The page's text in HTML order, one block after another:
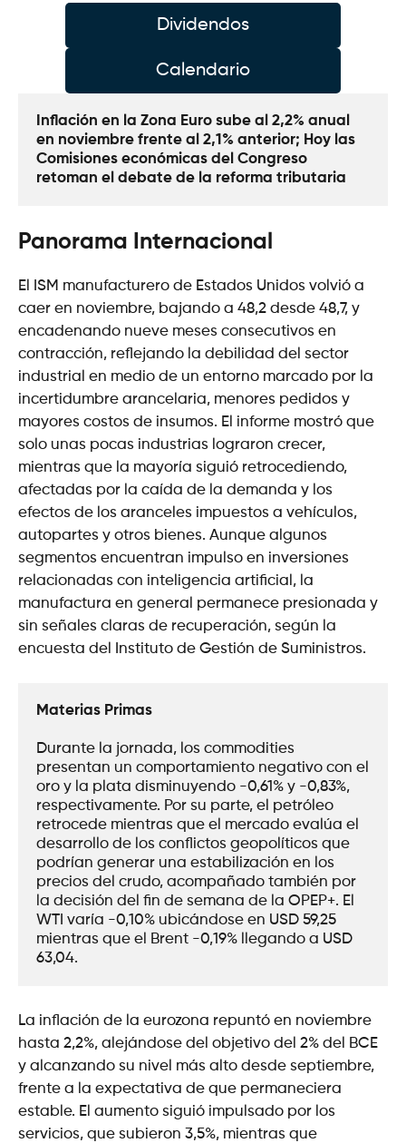
Dividendos
Calendario
Inflación en la Zona Euro sube al 2,2% anual
en noviembre frente al 2,1% anterior; Hoy las
Comisiones económicas del Congreso
retoman el debate de la reforma tributaria
Panorama Internacional
El ISM manufacturero de Estados Unidos volvió a
caer en noviembre, bajando a 48,2 desde 48,7, y
encadenando nueve meses consecutivos en
contracción, reflejando la debilidad del sector
industrial en medio de un entorno marcado por la
incertidumbre arancelaria, menores pedidos y
mayores costos de insumos. El informe mostró que
solo unas pocas industrias lograron crecer,
mientras que la mayoría siguió retrocediendo,
afectadas por la caída de la demanda y los
efectos de los aranceles impuestos a vehículos,
autopartes y otros bienes. Aunque algunos
segmentos encuentran impulso en inversiones
relacionadas con inteligencia artificial, la
manufactura en general permanece presionada y
sin señales claras de recuperación, según la
encuesta del Instituto de Gestión de Suministros.
Materias Primas
Durante la jornada, los commodities
presentan un comportamiento negativo con el
oro y la plata disminuyendo -0,61% y -0,83%,
respectivamente. Por su parte, el petróleo
retrocede mientras que el mercado evalúa el
desarrollo de los conflictos geopolíticos que
podrían generar una estabilización en los
precios del crudo, acompañado también por
la decisión del fin de semana de la OPEP+. El
WTI varía -0,10% ubicándose en USD 59,25
mientras que el Brent -0,19% llegando a USD
63,04.
La inflación de la eurozona repuntó en noviembre
hasta 2,2%, alejándose del objetivo del 2% del BCE
y alcanzando su nivel más alto desde septiembre,
frente a la expectativa de que permaneciera
estable. El aumento siguió impulsado por los
servicios, que subieron 3,5%, mientras que